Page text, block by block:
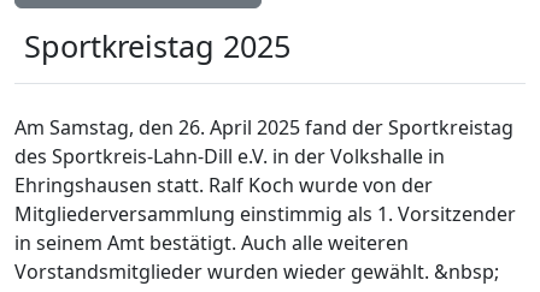
Sportkreistag 2025
Am Samstag, den 26. April 2025 fand der Sportkreistag
des Sportkreis-Lahn-Dill e.V. in der Volkshalle in
Ehringshausen statt. Ralf Koch wurde von der
Mitgliederversammlung einstimmig als 1. Vorsitzender
in seinem Amt bestätigt. Auch alle weiteren
Vorstandsmitglieder wurden wieder gewählt. &nbsp;